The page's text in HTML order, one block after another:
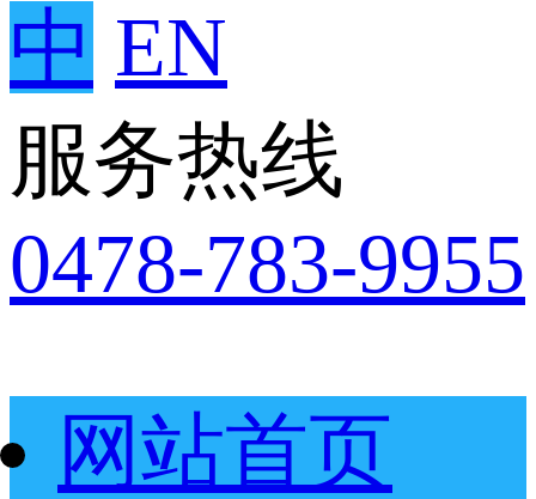
中 EN
服务热线
0478-783-9955
网站首页